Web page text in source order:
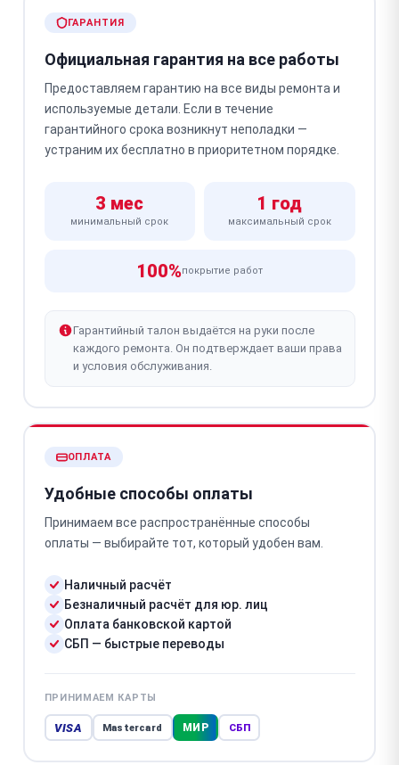
ГАРАНТИЯ
Официальная гарантия на все работы
Предоставляем гарантию на все виды ремонта и
используемые детали. Если в течение
гарантийного срока возникнут неполадки —
устраним их бесплатно в приоритетном порядке.
3 мес
минимальный срок
1 год
максимальный срок
100%покрытие работ
Гарантийный талон выдаётся на руки после
каждого ремонта. Он подтверждает ваши права
и условия обслуживания.
ОПЛАТА
Удобные способы оплаты
Принимаем все распространённые способы
оплаты — выбирайте тот, который удобен вам.
Наличный расчёт
Безналичный расчёт для юр. лиц
Оплата банковской картой
СБП — быстрые переводы
ПРИНИМАЕМ КАРТЫ
VISA Mastercard МИР СБП